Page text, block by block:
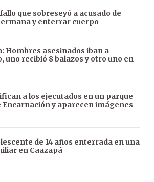
que sobreseyó a acusado de
y enterrar cuerpo
Hombres asesinados iban a
uno recibió 8 balazos y otro uno en
a los ejecutados en un parque
Encarnación y aparecen imágenes
de 14 años enterrada en una
en Caazapá